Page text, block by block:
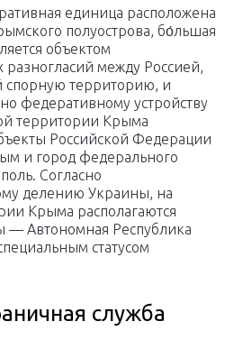
единица расположена
полуострова, бо́льшая
объектом
между Россией,
территорию, и
федеративному устройству
территории Крыма
Российской Федерации
и город федерального
Согласно
делению Украины, на
Крыма располагаются
— Автономная Республика
статусом
служба